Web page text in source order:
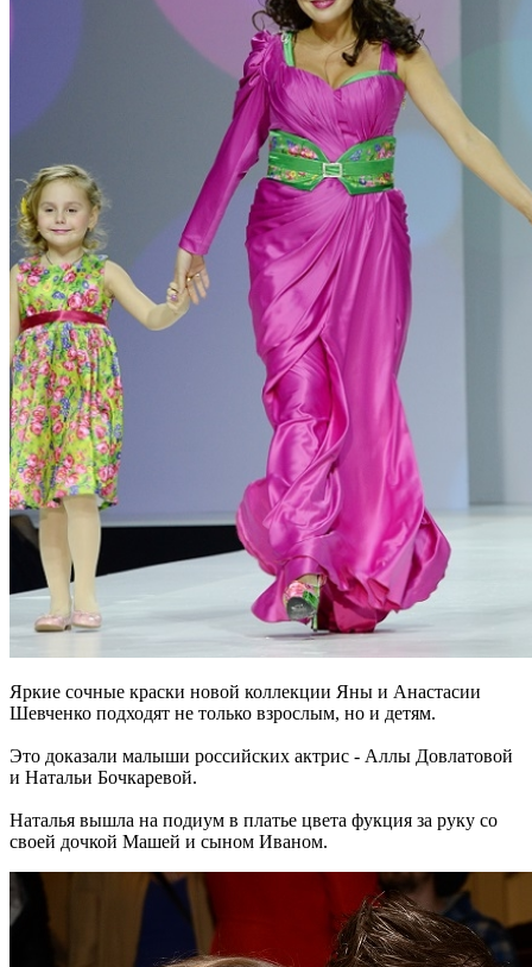
Яркие сочные краски новой коллекции Яны и Анастасии
Шевченко подходят не только взрослым, но и детям.
Это доказали малыши российских актрис - Аллы Довлатовой
и Натальи Бочкаревой.
Наталья вышла на подиум в платье цвета фукция за руку со
своей дочкой Машей и сыном Иваном.